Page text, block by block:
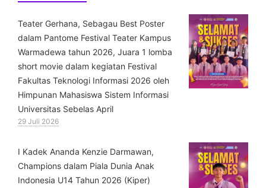
Teater Gerhana, Sebagau Best Poster
dalam Pantome Festival Teater Kampus
Warmadewa tahun 2026, Juara 1 lomba
short movie dalam kegiatan Festival
Fakultas Teknologi Informasi 2026 oleh
Himpunan Mahasiswa Sistem Informasi
Universitas Sebelas April
29 Juli 2026
⁠I Kadek Ananda Kenzie Darmawan,
Champions dalam Piala Dunia Anak
Indonesia U14 Tahun 2026 (Kiper)